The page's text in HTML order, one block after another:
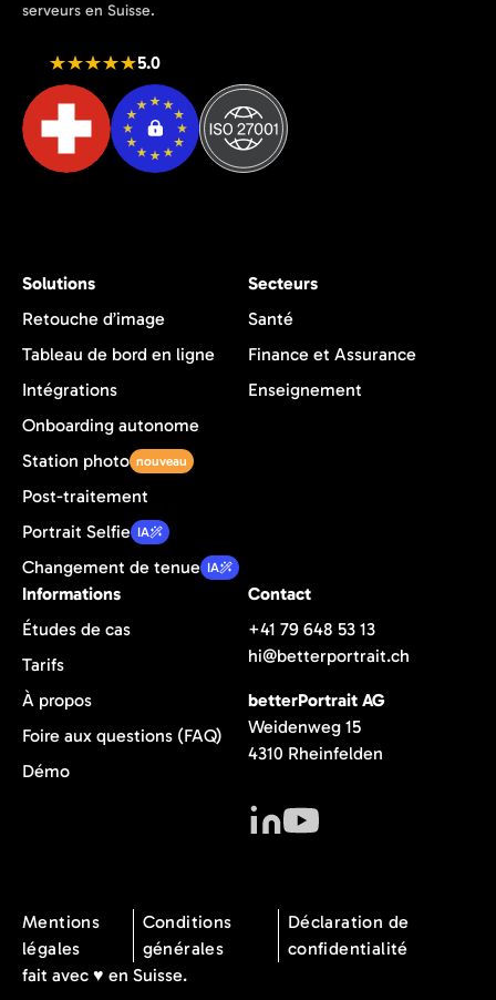
serveurs en Suisse.
5.0
Solutions
Retouche d’image
Tableau de bord en ligne
Intégrations
Onboarding autonome
Station photo nouveau
Post-traitement
Portrait Selfie IA
Changement de tenue IA
Secteurs
Santé
Finance et Assurance
Enseignement
Informations
Études de cas
Tarifs
À propos
Foire aux questions (FAQ)
Démo
Contact
+41 79 648 53 13
hi@betterportrait.ch
betterPortrait AG
Weidenweg 15
4310 Rheinfelden
fait avec ♥️ en Suisse.
Mentions
légales
Conditions
générales
Déclaration de
confidentialité